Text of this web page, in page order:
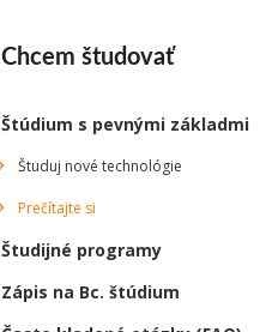
Chcem študovať
Štúdium s pevnými základmi
Študuj nové technológie
Prečítajte si
Študijné programy
Zápis na Bc. štúdium